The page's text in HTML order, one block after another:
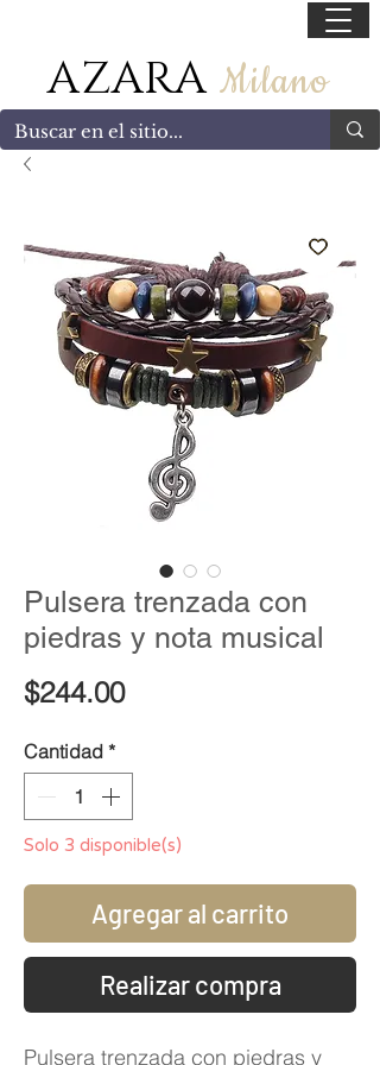
AZARA Milano
Pulsera trenzada con
piedras y nota musical
$244.00Precio
Cantidad *
Solo 3 disponible(s)
Agregar al carrito
Realizar compra
Pulsera trenzada con piedras y